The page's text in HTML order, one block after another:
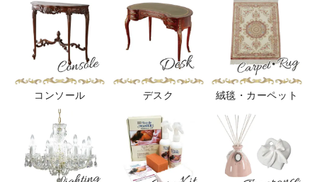
コンソール デスク 絨毯・カーペット